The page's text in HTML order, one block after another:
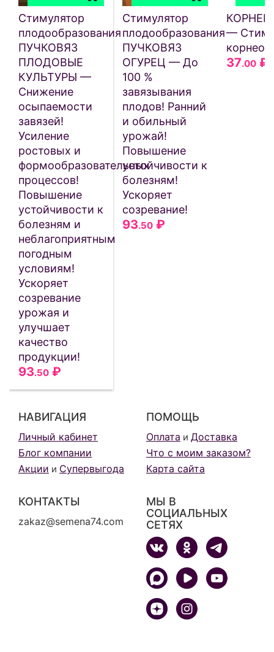
Стимулятор
плодообразования
ПУЧКОВЯЗ
ПЛОДОВЫЕ
КУЛЬТУРЫ —
Снижение
осыпаемости
завязей!
Усиление
ростовых и
формообразовательных
процессов!
Повышение
устойчивости к
болезням и
неблагоприятным
погодным
условиям!
Ускоряет
созревание
урожая и
улучшает
качество
продукции!
93.50 ₽
Стимулятор
плодообразования
ПУЧКОВЯЗ
ОГУРЕЦ — До
100 %
завязывания
плодов! Ранний
и обильный
урожай!
Повышение
устойчивости к
болезням!
Ускоряет
созревание!
93.50 ₽
—
37.00 ₽
НАВИГАЦИЯ
Личный кабинет
Блог компании
Акции и Супервыгода
ПОМОЩЬ
Оплата и Доставка
Что с моим заказом?
Карта сайта
КОНТАКТЫ
zakaz@semena74.com
МЫ В
СОЦИАЛЬНЫХ
СЕТЯХ